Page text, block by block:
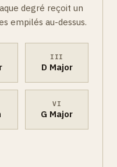
degré reçoit un
empilés au-dessus.
III
D Major
VI
G Major